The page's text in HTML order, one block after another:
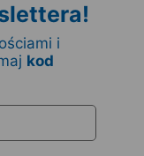
i
kod